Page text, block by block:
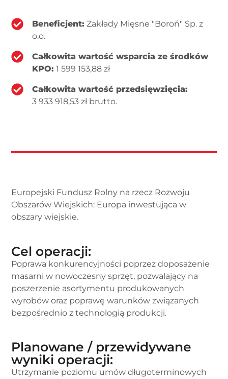
Beneficjent: Zakłady Mięsne "Boroń" Sp. z
o.o.
Całkowita wartość wsparcia ze środków
KPO: 1 599 153,88 zł
Całkowita wartość przedsięwzięcia:
3 933 918,53 zł brutto.
Europejski Fundusz Rolny na rzecz Rozwoju
Obszarów Wiejskich: Europa inwestująca w
obszary wiejskie.
Cel operacji:
Poprawa konkurencyjności poprzez doposażenie
masarni w nowoczesny sprzęt, pozwalający na
poszerzenie asortymentu produkowanych
wyrobów oraz poprawę warunków związanych
bezpośrednio z technologią produkcji.
Planowane / przewidywane
wyniki operacji:
Utrzymanie poziomu umów długoterminowych